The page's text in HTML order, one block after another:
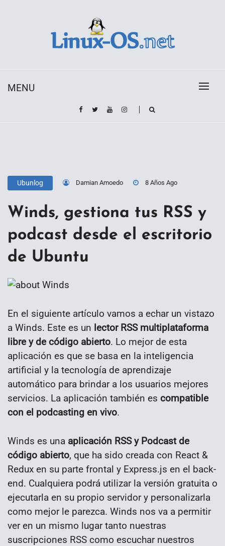
MENU
Ubunlog Damian Amoedo 8 Años Ago
Winds, gestiona tus RSS y
podcast desde el escritorio
de Ubuntu
En el siguiente artículo vamos a echar un vistazo
a Winds. Este es un lector RSS multiplataforma
libre y de código abierto. Lo mejor de esta
aplicación es que se basa en la inteligencia
artificial y la tecnología de aprendizaje
automático para brindar a los usuarios mejores
servicios. La aplicación también es compatible
con el podcasting en vivo.
Winds es una aplicación RSS y Podcast de
código abierto, que ha sido creada con React &
Redux en su parte frontal y Express.js en el back-
end. Cualquiera podrá utilizar la versión gratuita o
ejecutarla en su propio servidor y personalizarla
como mejor le parezca. Winds nos va a permitir
ver en un mismo lugar tanto nuestras
suscripciones RSS como escuchar nuestros